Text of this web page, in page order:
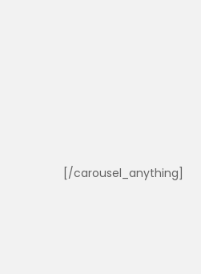
[/carousel_anything]